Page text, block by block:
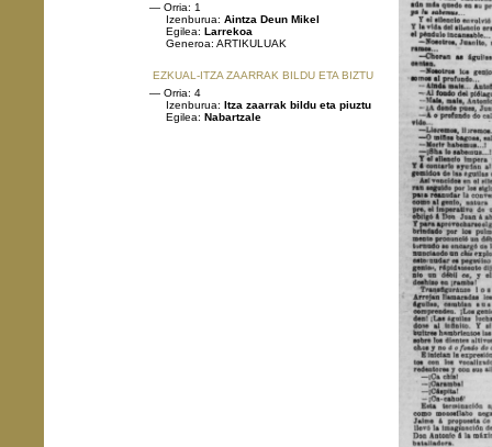
— Orria: 1
Izenburua: Aintza Deun Mikel
Egilea: Larrekoa
Generoa: ARTIKULUAK
EZKUAL-ITZA ZAARRAK BILDU ETA BIZTU
— Orria: 4
Izenburua: Itza zaarrak bildu eta piuztu
Egilea: Nabartzale